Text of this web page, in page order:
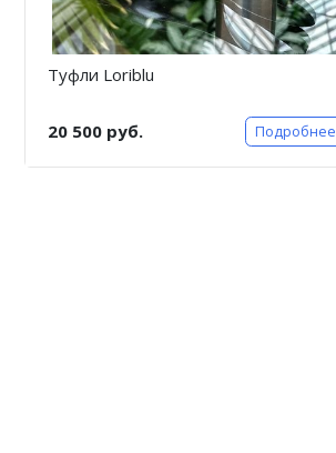
Туфли Loriblu
20 500 руб. Подробнее